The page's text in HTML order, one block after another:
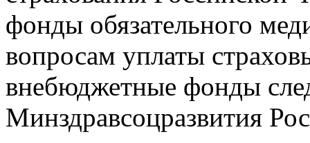
фонды обязательного
вопросам уплаты
внебюджетные фонды
Минздравсоцразвития